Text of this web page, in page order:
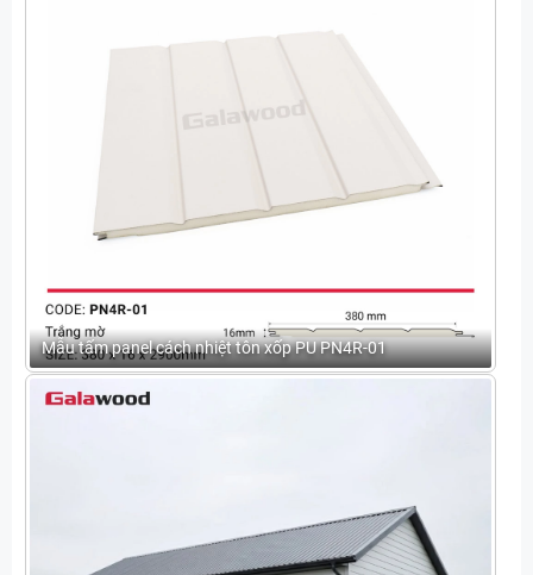
Mẫu tấm panel cách nhiệt tôn xốp PU PN4R-01